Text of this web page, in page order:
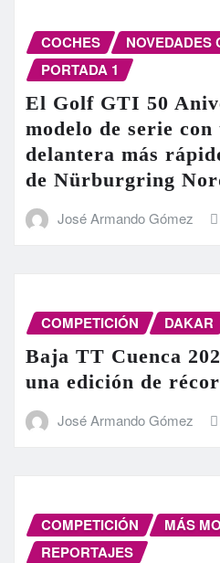
COCHES
NOVEDADES
PORTADA 1
El Golf GTI 50
modelo de serie
delantera más
de Nürburgring
José Armando Gómez
COMPETICIÓN DAKAR
Baja TT Cuenca
una edición de
José Armando Gómez
COMPETICIÓN
MÁS
REPORTAJES